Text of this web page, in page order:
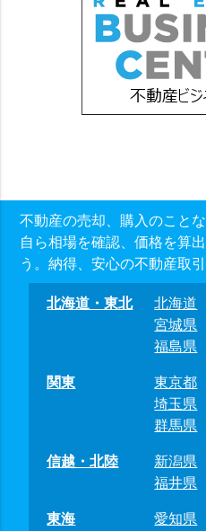
不動産の売却、購入のこと
自ら相場を確認、価格を算
う。納得、安心の不動産取
北海道・東北 北海道
宮城県
福島県
関東
東京都
埼玉県
群馬県
信越・北陸
新潟県
福井県
東海
愛知県